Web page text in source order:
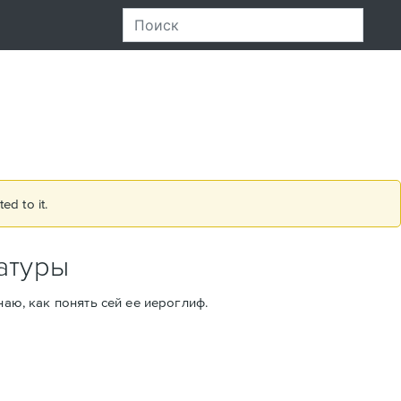
to it.
как понять сей ее иероглиф.